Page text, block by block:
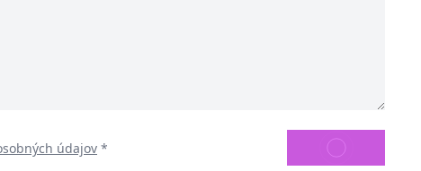
údajov * ODOSLAŤ